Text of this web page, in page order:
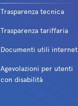
Trasparenza tecnica
Trasparenza tariffaria
Documenti utili internet
Agevolazioni per utenti
con disabilità